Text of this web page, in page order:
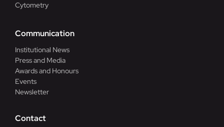
Cytometry
Communication
Institutional News
Press and Media
Awards and Honours
Events
Newsletter
Contact